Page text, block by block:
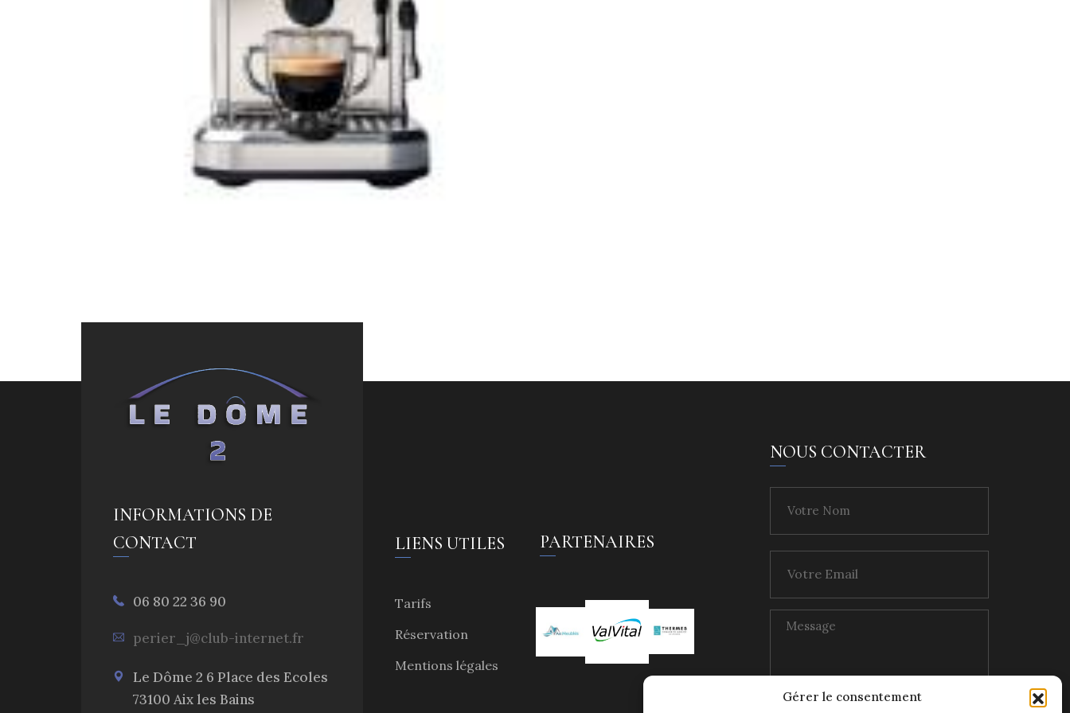
Gérer le consentement
INFORMATIONS DE
CONTACT
06 80 22 36 90
perier_j@club-internet.fr
Le Dôme 2 6 Place des Ecoles
73100 Aix les Bains
LIENS UTILES
Tarifs
Réservation
Mentions légales
PARTENAIRES
NOUS CONTACTER